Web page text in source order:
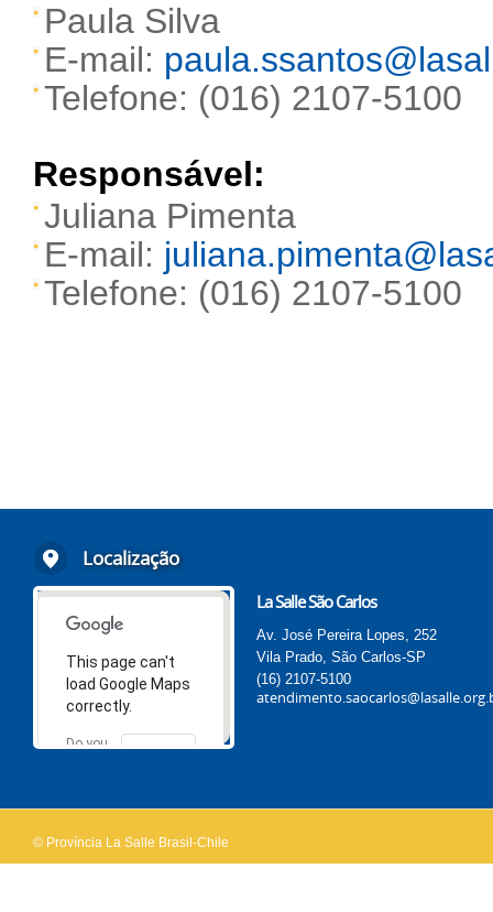
Paula Silva
E-mail:
Telefone: (016) 2107-5100
Responsável:
Juliana Pimenta
E-mail:
Telefone: (016) 2107-5100
Localização
This page can't
load Google Maps
correctly.
Do you
OK
La Salle São Carlos
Av. José Pereira Lopes, 252
Vila Prado, São Carlos-SP
(16) 2107-5100
© Província La Salle Brasil-Chile